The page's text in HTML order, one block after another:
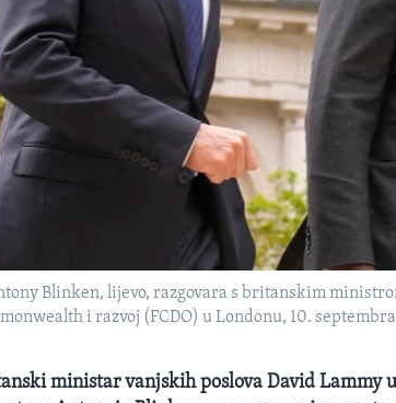
Blinken, lijevo, razgovara s britanskim
i razvoj (FCDO) u Londonu, 10.
ministar vanjskih poslova David Lammy